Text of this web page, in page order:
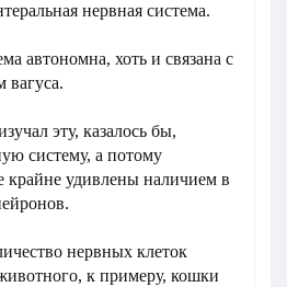
нервная система.
автономна, хоть и связана с
вагуса.
эту, казалось бы,
систему, а потому
крайне удивлены наличием в
нервных клеток
к примеру, кошки